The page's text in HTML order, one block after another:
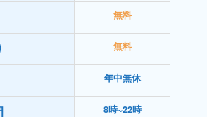
無料
無料
年中無休
8時~22時